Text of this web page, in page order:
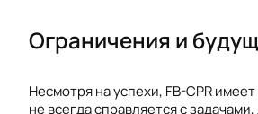
Ограничения и
Несмотря на успехи, FB-CPR
не всегда справляется с